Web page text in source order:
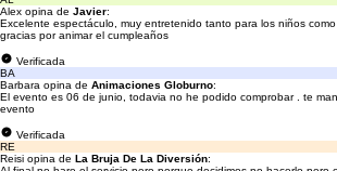
Alex opina de Javier:
Excelente espectáculo, muy entretenido tanto para los niños
gracias por animar el cumpleaños
Verificada
BA
Barbara opina de Animaciones Globurno:
El evento es 06 de junio, todavia no he podido comprobar . te
evento
Verificada
RE
Reisi opina de La Bruja De La Diversión: